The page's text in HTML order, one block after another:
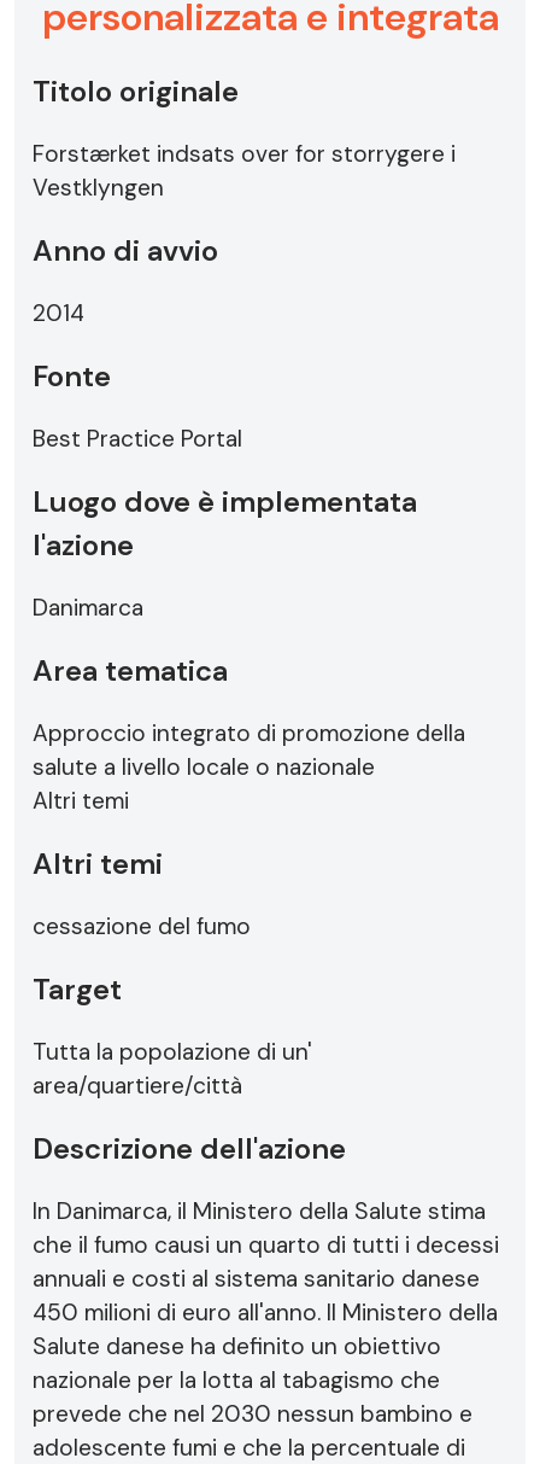
personalizzata e integrata
Titolo originale
Forstærket indsats over for storrygere i
Vestklyngen
Anno di avvio
2014
Fonte
Best Practice Portal
Luogo dove è implementata
l'azione
Danimarca
Area tematica
Approccio integrato di promozione della
salute a livello locale o nazionale
Altri temi
Altri temi
cessazione del fumo
Target
Tutta la popolazione di un'
area/quartiere/città
Descrizione dell'azione
In Danimarca, il Ministero della Salute stima
che il fumo causi un quarto di tutti i decessi
annuali e costi al sistema sanitario danese
450 milioni di euro all'anno. Il Ministero della
Salute danese ha definito un obiettivo
nazionale per la lotta al tabagismo che
prevede che nel 2030 nessun bambino e
adolescente fumi e che la percentuale di